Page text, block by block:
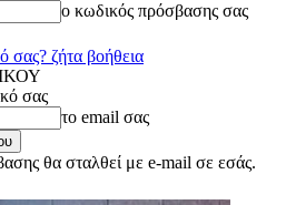
ο κωδικός πρόσβασης σας
σας? ζήτα βοήθεια
σας
το email σας
θα σταλθεί με e-mail σε εσάς.